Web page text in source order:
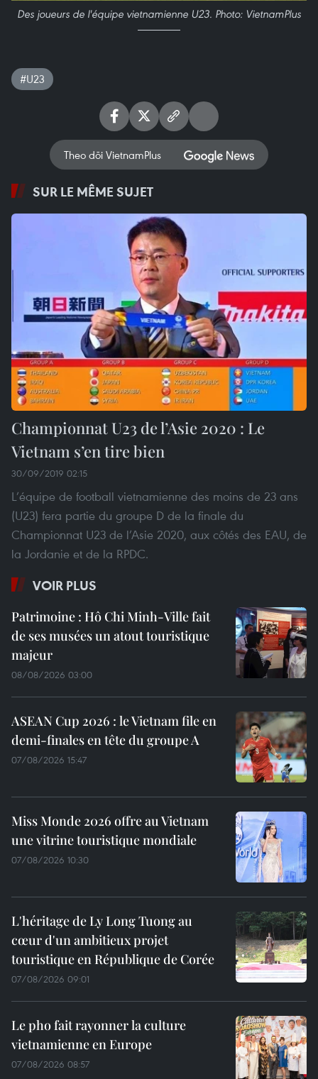
Des joueurs de l'équipe vietnamienne U23. Photo: VietnamPlus
#U23
Theo dõi VietnamPlus
SUR LE MÊME SUJET
Championnat U23 de l’Asie 2020 : Le
Vietnam s’en tire bien
30/09/2019 02:15
L’équipe de football vietnamienne des moins de 23 ans
(U23) fera partie du groupe D de la finale du
Championnat U23 de l’Asie 2020, aux côtés des EAU, de
la Jordanie et de la RPDC.
VOIR PLUS
Patrimoine : Hô Chi Minh-Ville fait
de ses musées un atout touristique
majeur
08/08/2026 03:00
ASEAN Cup 2026 : le Vietnam file en
demi-finales en tête du groupe A
07/08/2026 15:47
Miss Monde 2026 offre au Vietnam
une vitrine touristique mondiale
07/08/2026 10:30
L'héritage de Ly Long Tuong au
cœur d'un ambitieux projet
touristique en République de Corée
07/08/2026 09:01
Le pho fait rayonner la culture
vietnamienne en Europe
07/08/2026 08:57